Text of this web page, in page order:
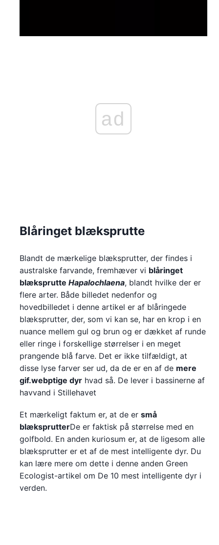
ad
Blåringet blæksprutte
Blandt de mærkelige blæksprutter, der findes i
australske farvande, fremhæver vi blåringet
blæksprutte Hapalochlaena, blandt hvilke der er
flere arter. Både billedet nedenfor og
hovedbilledet i denne artikel er af blåringede
blæksprutter, der, som vi kan se, har en krop i en
nuance mellem gul og brun og er dækket af runde
eller ringe i forskellige størrelser i en meget
prangende blå farve. Det er ikke tilfældigt, at
disse lyse farver ser ud, da de er en af de mere
gif.webptige dyr hvad så. De lever i bassinerne af
havvand i Stillehavet
Et mærkeligt faktum er, at de er små
blæksprutterDe er faktisk på størrelse med en
golfbold. En anden kuriosum er, at de ligesom alle
blæksprutter er et af de mest intelligente dyr. Du
kan lære mere om dette i denne anden Green
Ecologist-artikel om De 10 mest intelligente dyr i
verden.